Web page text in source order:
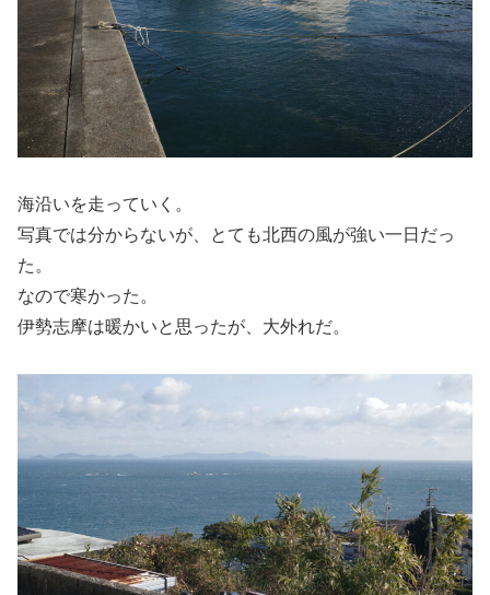
海沿いを走っていく。
写真では分からないが、とても北西の風が強い一日だっ
た。
なので寒かった。
伊勢志摩は暖かいと思ったが、大外れだ。